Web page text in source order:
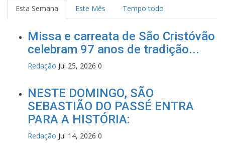
Esta Semana Este Mês Tempo todo
Missa e carreata de São Cristóvão
celebram 97 anos de tradição...
Redação Jul 25, 2026 0
NESTE DOMINGO, SÃO
SEBASTIÃO DO PASSÉ ENTRA
PARA A HISTÓRIA:
Redação Jul 14, 2026 0